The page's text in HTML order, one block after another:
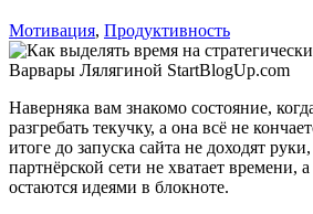
Мотивация, Продуктивность
Наверняка вам знакомо состояние,
разгребать текучку, а она всё не
итоге до запуска сайта не доходят
партнёрской сети не хватает времени,
остаются идеями в блокноте.